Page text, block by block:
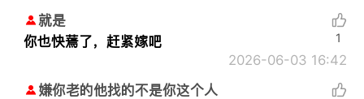
就是
你也快蔫了，赶紧嫁吧
2026-06-03 16:42
1
嫌你老的他找的不是你这个人